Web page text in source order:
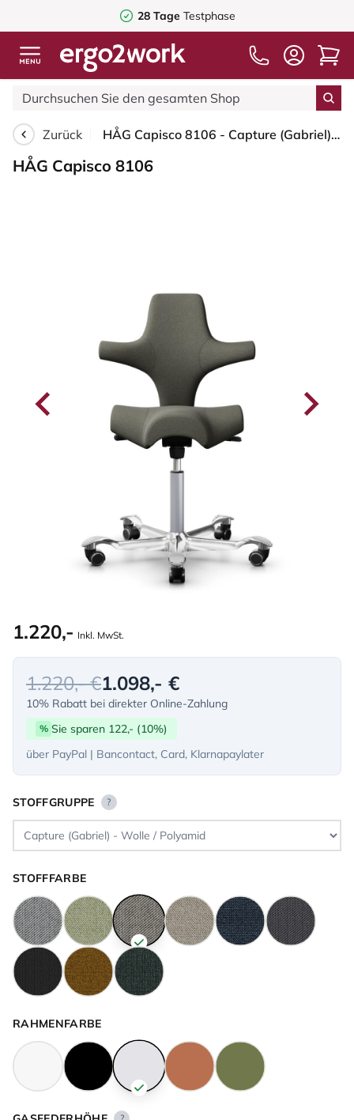
28 Tage Testphase
Zurück HÅG Capisco 8106 - Capture (Gabriel) - Wolle / Polyamid - CPT4401 - Warm grey - Silber - 265 mm (Sitzhöhe 53-79cm) - Weiche Rollen für harte Böden
HÅG Capisco 8106
1.220,- Inkl. MwSt.
1.220,- €1.098,- €
10% Rabatt bei direkter Online-Zahlung
% Sie sparen 122,- (10%)
über PayPal | Bancontact, Card, Klarnapaylater
STOFFGRUPPE ?
STOFFFARBE
RAHMENFARBE